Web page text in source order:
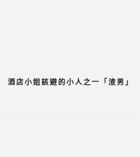
酒店小姐該避的小人之一「渣男」